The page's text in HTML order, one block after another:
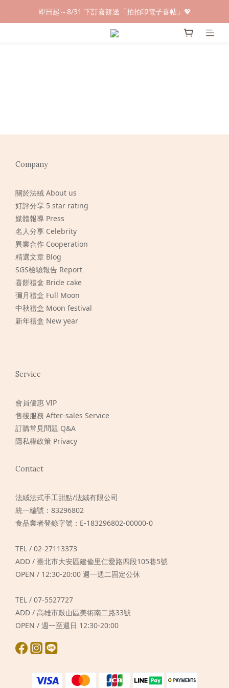
早鳥倒數🌕單盒最低只要$584🔥滿萬即享大宗優惠
即日起～8/31 下訂喜餅送「拍拍印電子喜帖」💖
快閃優惠⏰ 馬年寶寶專屬試吃禮遇｜輸碼現折$100
Company
關於法絨 About us
好評分享 5 star rating
媒體報導 Press
名人分享 Celebrity
異業合作 Cooperation
精選文章 Blog
SGS檢驗報告 Report
喜餅禮盒 Bride cake
彌月禮盒 Full Moon
中秋禮盒 Moon festival
新年禮盒 New year
Service
會員優惠 VIP
售後服務 After-sales Service
訂購常見問題 Q&A
隱私權政策 Privacy
Contact
法絨法式手工甜點/法絨有限公司
統一編號：83296802
食品業者登錄字號：E-183296802-00000-0
TEL / 02-27113373
ADD / 臺北市大安區建倫里仁愛路四段105巷5號
OPEN / 12:30-20:00 週一週二固定公休
TEL / 07-5527727
ADD / 高雄市鼓山區美術南二路33號
OPEN / 週一至週日 12:30-20:00